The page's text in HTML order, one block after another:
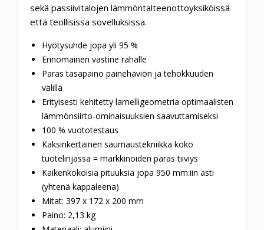
sekä passiivitalojen lämmöntalteenottoyksiköissä
että teollisissa sovelluksissa.
Hyötysuhde jopa yli 95 %
Erinomainen vastine rahalle
Paras tasapaino painehäviön ja tehokkuuden
välillä
Erityisesti kehitetty lamelligeometria optimaalisten
lämmönsiirto-ominaisuuksien saavuttamiseksi
100 % vuototestaus
Kaksinkertainen saumaustekniikka koko
tuotelinjassa = markkinoiden paras tiiviys
Kaikenkokoisia pituuksia jopa 950 mm:iin asti
(yhtenä kappaleena)
Mitat: 397 x 172 x 200 mm
Paino: 2,13 kg